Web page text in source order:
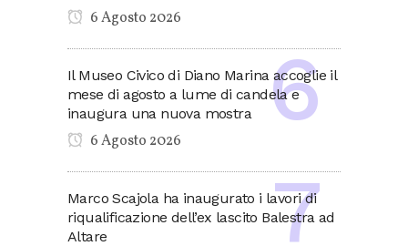
6 Agosto 2026
Il Museo Civico di Diano Marina accoglie il
mese di agosto a lume di candela e
inaugura una nuova mostra
6 Agosto 2026
Marco Scajola ha inaugurato i lavori di
riqualificazione dell’ex lascito Balestra ad
Altare